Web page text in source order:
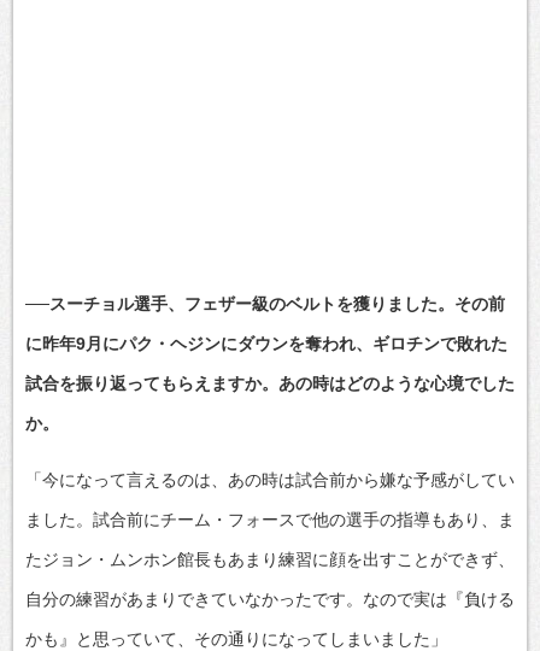
──スーチョル選手、フェザー級のベルトを獲りました。その前
に昨年9月にパク・ヘジンにダウンを奪われ、ギロチンで敗れた
試合を振り返ってもらえますか。あの時はどのような心境でした
か。
「今になって言えるのは、あの時は試合前から嫌な予感がしてい
ました。試合前にチーム・フォースで他の選手の指導もあり、ま
たジョン・ムンホン館長もあまり練習に顔を出すことができず、
自分の練習があまりできていなかったです。なので実は『負ける
かも』と思っていて、その通りになってしまいました」